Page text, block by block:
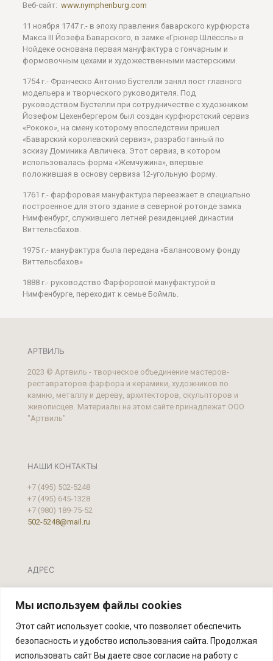
Мы используем файлы cookies
Этот сайт использует cookie, что позволяет обеспечить
безопасность и удобство использования сайта. Продолжая
использовать сайт Вы даете свое согласие на работу с
Веб-сайт: www.nymphenburg.com
11 ноября 1747 г.- в эпоху правления баварского курфюрста
Макса III Йозефа Баварского, в замке «Грюнер Шлёссль» в
Нойдеке основана первая мануфактура с гончарным и
формовочным цехами и художественными мастерскими.
1754 г.- Франческо Антонио Бустелли занял пост главного
модельера и творческого руководителя. Под
руководством Бустелли при сотрудничестве с художником
Йозефом Цехенбергером был создан курфюрстский сервиз
«Рококо», на смену которому впоследствии пришел
«Баварский королевский сервиз», разработанный по
эскизу Доминика Авличека. Этот сервиз, в котором
использовалась форма «Жемчужина», впервые
положившая в основу сервиза 12-угольную форму.
1761 г.- фарфоровая мануфактура переезжает в специально
построенное для этого здание в северной ротонде замка
Нимфенбург, служившего летней резиденцией династии
Виттельсбахов.
1975 г.- мануфактура была передана «Балансовому фонду
Виттельсбахов»
1888 г.- руководство Фарфоровой мануфактурой в
Нимфенбурге, переходит к семье Боймль.
АРТВИЛЬ
2023 © Артвиль - творческое объединение мастеров-
реставраторов фарфора и керамики, художников по
камню, металлу и дереву, архитекторов, скульпторов и
живописцев. Материалы на этом сайте принадлежат ООО
"Артвиль"
НАШИ КОНТАКТЫ
+7 (495) 502-5248
+7 (495) 645-1328
+7 (980) 189-75-52
502-5248@mail.ru
АДРЕС